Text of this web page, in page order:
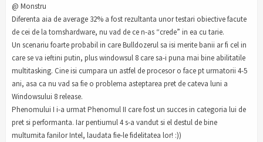
@ Monstru
Diferenta aia de average 32% a fost rezultanta unor testari obiective facute
de cei de la tomshardware, nu vad de ce n-as “crede” in ea cu tarie.
Un scenariu foarte probabil in care Bulldozerul sa isi merite banii ar fi cel in
care se va ieftini putin, plus windowsul 8 care sa-i puna mai bine abilitatile
multitasking. Cine isi cumpara un astfel de procesor o face pt urmatorii 4-5
ani, asa ca nu vad sa fie o problema asteptarea pret de cateva luni a
Windowsului 8 release.
Phenomului I i-a urmat Phenomul II care fost un succes in categoria lui de
pret si performanta. Iar pentiumul 4 s-a vandut si el destul de bine
multumita fanilor Intel, laudata fie-le fidelitatea lor! :))